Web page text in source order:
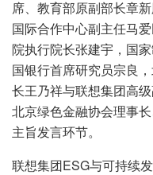
席、教育部原副部长章
国际合作中心副主任马
院执行院长张建宇，国
国银行首席研究员宗良
长王乃祥与联想集团高
北京绿色金融协会理事
主旨发言环节。
联想集团ESG与可持续